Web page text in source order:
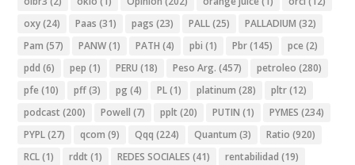
oxy(24) Paas (31) pags (23) PALL(25) PALLADIUM (32)
Pam (57) PANW(1) PATH (4) pbi (1) Pbr(145) pce (2)
pdd (6) pep (1) PERU (18) Peso Arg. (457) petroleo (280)
pfe (10) pff(3) pg (4) PL(1) platinum (28) pltr(12)
podcast (200) Powell (7) pplt (20) PUTIN (1) PYMES (234)
PYPL(27) qcom (9) Qqq (224) Quantum (3) Ratio (920)
RCL(1) rddt (1) REDES SOCIALES (41) rentabilidad (19)